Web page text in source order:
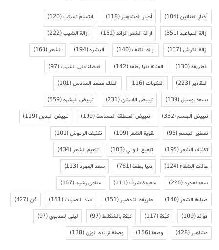
أخبار الفنانين(104) أخبار المشاهير(118) ابتسام تسكت(120)
ازالة التجاعيد(351) ازالة الشعر الزائد(151) ازالة الشيب(222)
ازالة الكرش(137) ازالة الكلف(140) البشرة(194) الشعر(163)
الطريقة(130) الفنانة دنيا بطمة(142) القضاء على الشيب(97)
المقادير(223) المكونات(116) الملك محمد السادس(101)
بسمة بوسيل(139) تبييض الاسنان(231) تبييض البشرة(559)
تبييض الجسم(332) تبييض المنطقة الحساسة(199) تبييض اليدين(119)
تعطير الجسم(95) تقوية الشعر(109) تكثيف الرموش(101)
تكثيف الشعر(195) تلميع الاواني(103) تنعيم الشعر(434)
حالات الشفاء(124) دنيا بطمة(761) سعد المجرد(113)
سعد لمجرد(226) سعيدة شرف(111) سلمى رشيد(167)
صباغة الشعر(140) طريقة التحضير(151) عدد الاصابات(151) فن(427)
فوائد(109) كيكة(117) كيكة بالشكلاط(97) ليلى الحديوي(97)
مشاهير(428) وصفة(156) وصفة لزيادة الوزن(138)